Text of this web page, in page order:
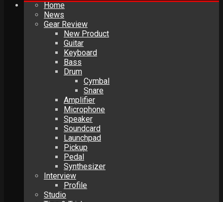
Home
News
Gear Review
New Product
Guitar
Keyboard
Bass
Drum
Cymbal
Snare
Amplifier
Microphone
Speaker
Soundcard
Launchpad
Pickup
Pedal
Synthesizer
Interview
Profile
Studio